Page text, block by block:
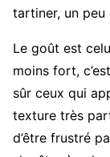
tartiner, un peu
Le goût est
moins fort,
sûr ceux qui
texture très
d’être frustré